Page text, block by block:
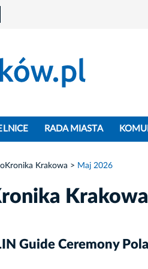
RADA MIASTA
Krakowa Maj 2026
Krakowa
Guide Ceremony